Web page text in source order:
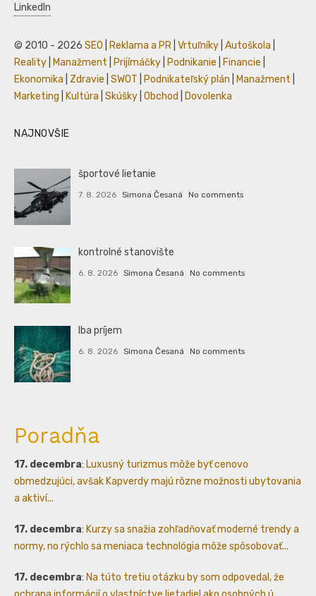
LinkedIn
© 2010 - 2026 SEO Reklama a PR Vrtuľníky Autoškola
Reality
Manažment Prijímáčky Podnikanie Financie
Ekonomika
Zdravie SWOT Podnikateľský plán Manažment
Marketing
Kultúra Skúšky Obchod Dovolenka
NAJNOVŠIE
športové lietanie
7. 8. 2026 Simona Česaná No comments
kontrolné stanovište
6. 8. 2026 Simona Česaná No comments
Iba príjem
6. 8. 2026 Simona Česaná No comments
Poradňa
17. decembra: Luxusný turizmus môže byť cenovo
obmedzujúci, avšak Kapverdy majú rôzne možnosti ubytovania
a aktiví...
17. decembra: Kurzy sa snažia zohľadňovať moderné trendy a
normy, no rýchlo sa meniaca technológia môže spôsobovať...
17. decembra: Na túto tretiu otázku by som odpovedal, že